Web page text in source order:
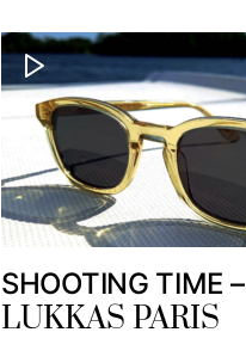
SHOOTING TIME –
LUKKAS PARIS